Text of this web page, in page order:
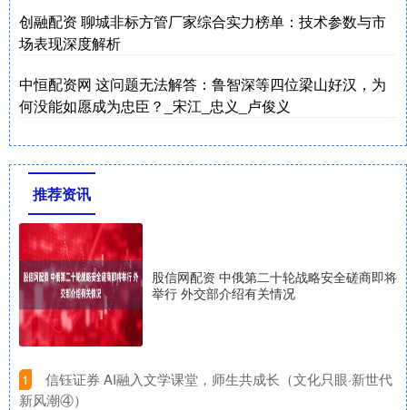
创融配资 聊城非标方管厂家综合实力榜单：技术参数与市
场表现深度解析
中恒配资网 这问题无法解答：鲁智深等四位梁山好汉，为
何没能如愿成为忠臣？_宋江_忠义_卢俊义
推荐资讯
股信网配资 中俄第二十轮战略安全磋商即将
举行 外交部介绍有关情况
1
​信钰证券 AI融入文学课堂，师生共成长（文化只眼·新世代
新风潮④）